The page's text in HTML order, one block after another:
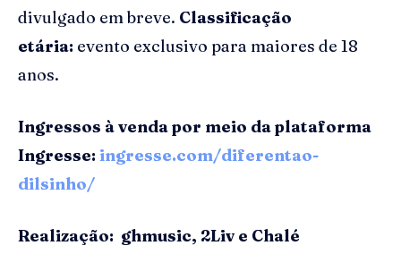
divulgado em breve. Classificação
etária: evento exclusivo para maiores de 18
anos.
Ingressos à venda por meio da plataforma
Ingresse: ingresse.com/diferentao-
dilsinho/
Realização: ghmusic, 2Liv e Chalé